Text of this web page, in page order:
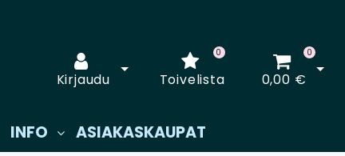
Kirjaudu
Avaa kirjautuminen
Toivelista
0 0
0,00 €
INFO ASIAKASKAUPAT